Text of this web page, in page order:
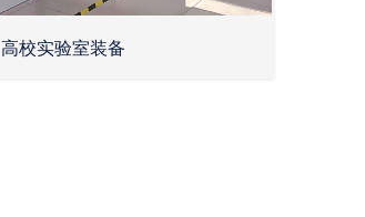
高校实验室装备